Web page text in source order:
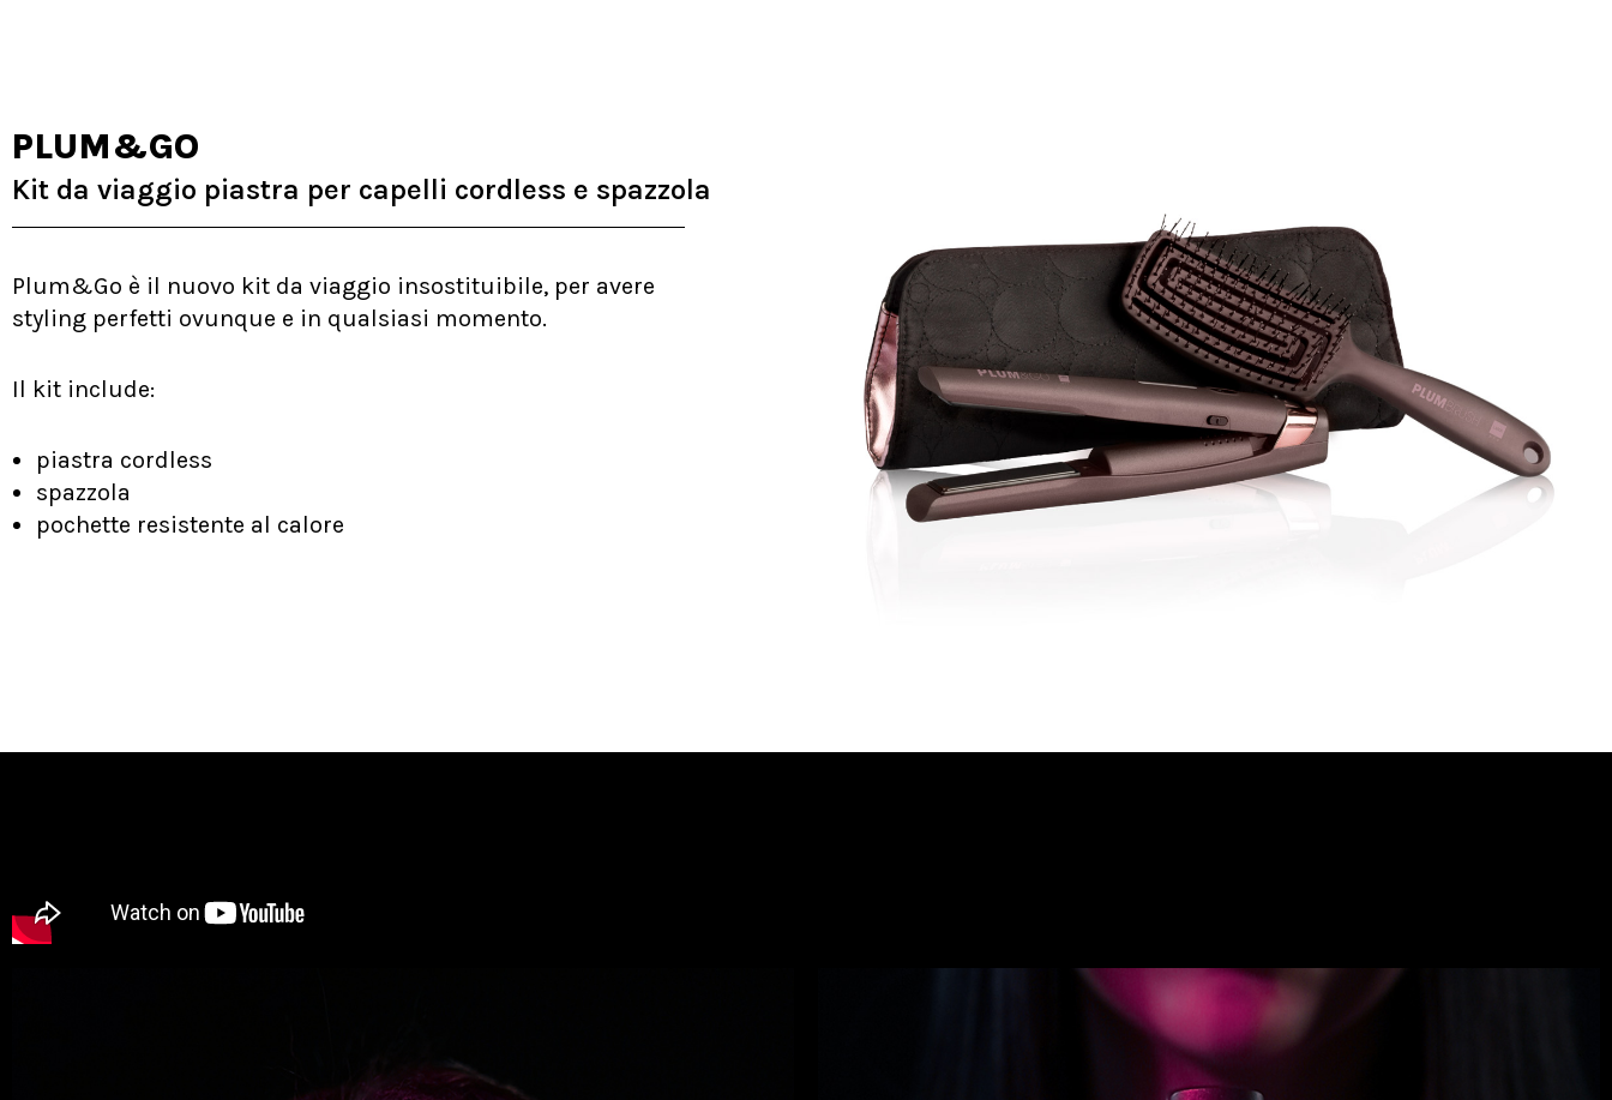
PLUM&GO
Kit da viaggio piastra per capelli cordless e spazzola
Plum&Go è il nuovo kit da viaggio insostituibile, per avere
styling perfetti ovunque e in qualsiasi momento.
Il kit include:
piastra cordless
spazzola
pochette resistente al calore